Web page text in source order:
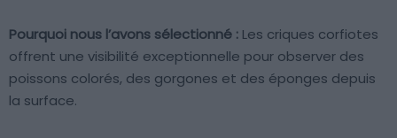
Pourquoi nous l’avons sélectionné : Les criques corfiotes
offrent une visibilité exceptionnelle pour observer des
poissons colorés, des gorgones et des éponges depuis
la surface.